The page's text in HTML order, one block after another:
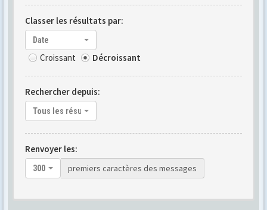
Classer les résultats par:
Date
Croissant Décroissant
Rechercher depuis:
Tous les résultats
Renvoyer les:
300 premiers caractères des messages